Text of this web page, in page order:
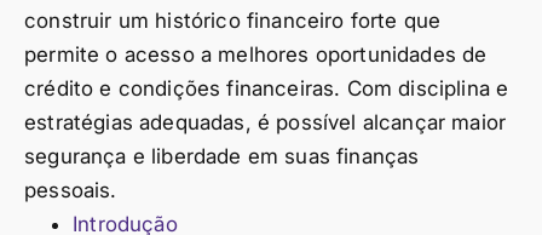
construir um histórico financeiro forte que
permite o acesso a melhores oportunidades de
crédito e condições financeiras. Com disciplina e
estratégias adequadas, é possível alcançar maior
segurança e liberdade em suas finanças
pessoais.
Introdução